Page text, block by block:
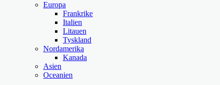
Europa
Frankrike
Italien
Litauen
Tyskland
Nordamerika
Kanada
Asien
Oceanien